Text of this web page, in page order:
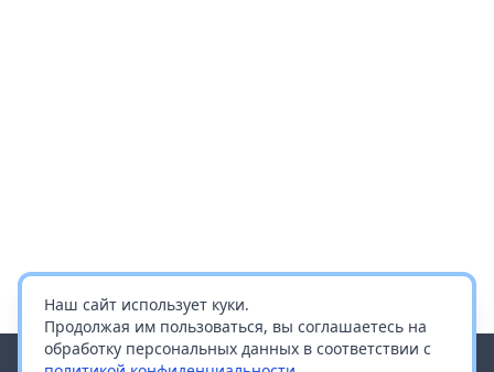
Наш сайт использует куки.
Продолжая им пользоваться, вы соглашаетесь на
обработку персональных данных в соответствии с